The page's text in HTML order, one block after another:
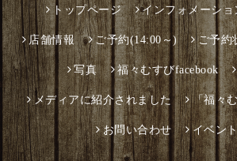
トップページ インフォメーショ
店舗情報 ご予約(14:00～) ご予約
写真 福々むすびfacebook
メディアに紹介されました 「福々
お問い合わせ イベン